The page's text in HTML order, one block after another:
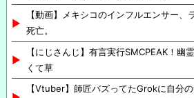
【動画】メキシコのインフルエンサー、
死亡。
【にじさんじ】有言実行SMCPEAK！幽
くて草
【Vtuber】師匠バズってたGrokに自分